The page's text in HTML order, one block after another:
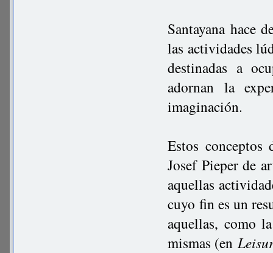
Santayana hace
las actividades
destinadas a
adornan la
imaginación.
Estos
Josef Pieper de
aquellas
cuyo fin es un
aquellas, como
mismas (en